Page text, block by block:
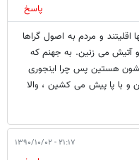
پاسخ
و مردم به اصول گراها
و آتیش می زنین. به جهنم که
هستین پس چرا اینجوری
و با پا پیش می کشین ، والا
۲۱:۱۷ - ۱۳۹۰/۱۰/۰۲